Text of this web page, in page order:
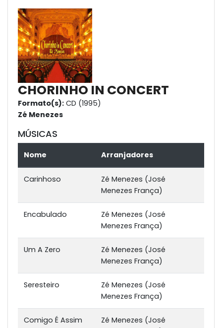
CHORINHO IN CONCERT
Formato(s): CD (1995)
Zé Menezes
MÚSICAS
Nome Arranjadores
Carinhoso
Zé Menezes (José
Menezes França)
Encabulado
Zé Menezes (José
Menezes França)
Um A Zero
Zé Menezes (José
Menezes França)
Seresteiro
Zé Menezes (José
Menezes França)
Comigo É Assim
Zé Menezes (José